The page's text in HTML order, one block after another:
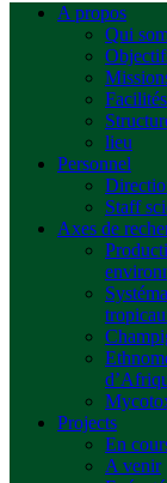
A propos
Qui
lieu
Personnel
Staff
Axes de
Projects
En
A venir